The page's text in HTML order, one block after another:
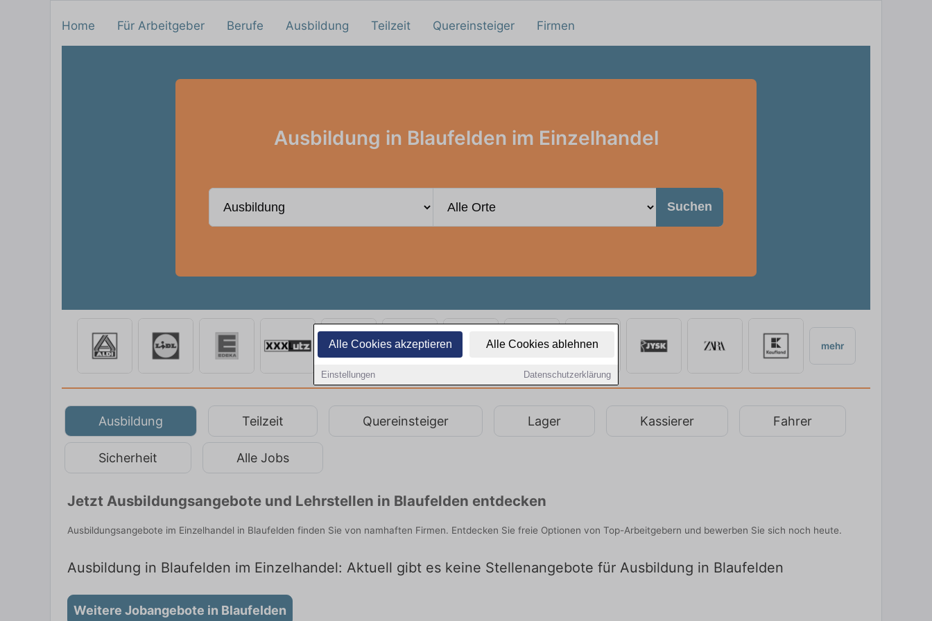
Alle Cookies akzeptieren Alle Cookies ablehnen
Einstellungen Datenschutzerklärung
Home Für Arbeitgeber Berufe Ausbildung Teilzeit Quereinsteiger Firmen
Ausbildung in Blaufelden im Einzelhandel
Suchen
mehr
Ausbildung Teilzeit Quereinsteiger Lager Kassierer Fahrer
Sicherheit Alle Jobs
Jetzt Ausbildungsangebote und Lehrstellen in Blaufelden entdecken
Ausbildungsangebote im Einzelhandel in Blaufelden finden Sie von namhaften Firmen. Entdecken Sie freie Optionen von Top-Arbeitgebern und bewerben Sie sich noch heute.
Ausbildung in Blaufelden im Einzelhandel: Aktuell gibt es keine Stellenangebote für Ausbildung in Blaufelden
Weitere Jobangebote in Blaufelden